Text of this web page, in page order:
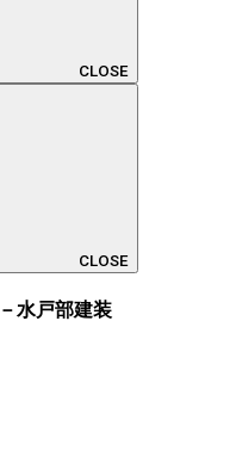
CLOSE
CLOSE
水戸部建装